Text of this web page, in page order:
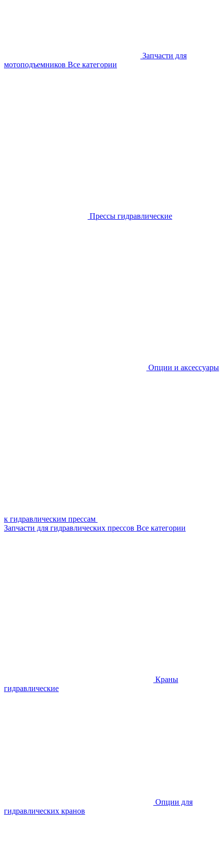
Запчасти для
мотоподъемников Все категории
Прессы гидравлические
Опции и аксессуары
к гидравлическим прессам
Запчасти для гидравлических прессов Все категории
Краны
гидравлические
Опции для
гидравлических кранов